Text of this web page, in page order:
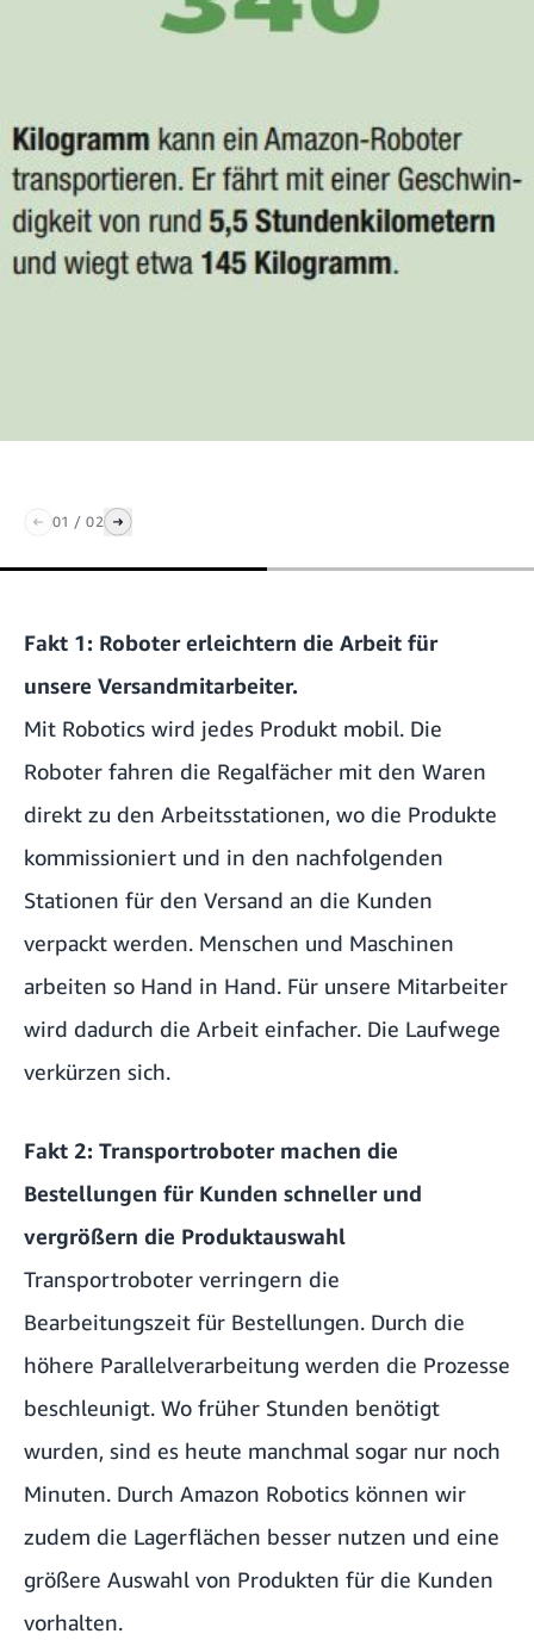
01 / 02
Fakt 1: Roboter erleichtern die Arbeit für
unsere Versandmitarbeiter.
Mit Robotics wird jedes Produkt mobil. Die
Roboter fahren die Regalfächer mit den Waren
direkt zu den Arbeitsstationen, wo die Produkte
kommissioniert und in den nachfolgenden
Stationen für den Versand an die Kunden
verpackt werden. Menschen und Maschinen
arbeiten so Hand in Hand. Für unsere Mitarbeiter
wird dadurch die Arbeit einfacher. Die Laufwege
verkürzen sich.
Fakt 2: Transportroboter machen die
Bestellungen für Kunden schneller und
vergrößern die Produktauswahl
Transportroboter verringern die
Bearbeitungszeit für Bestellungen. Durch die
höhere Parallelverarbeitung werden die Prozesse
beschleunigt. Wo früher Stunden benötigt
wurden, sind es heute manchmal sogar nur noch
Minuten. Durch Amazon Robotics können wir
zudem die Lagerflächen besser nutzen und eine
größere Auswahl von Produkten für die Kunden
vorhalten.